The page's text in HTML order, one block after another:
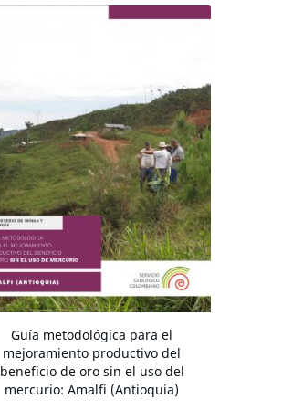
Guía metodológica para el
mejoramiento productivo del
beneficio de oro sin el uso del
mercurio: Amalfi (Antioquia)